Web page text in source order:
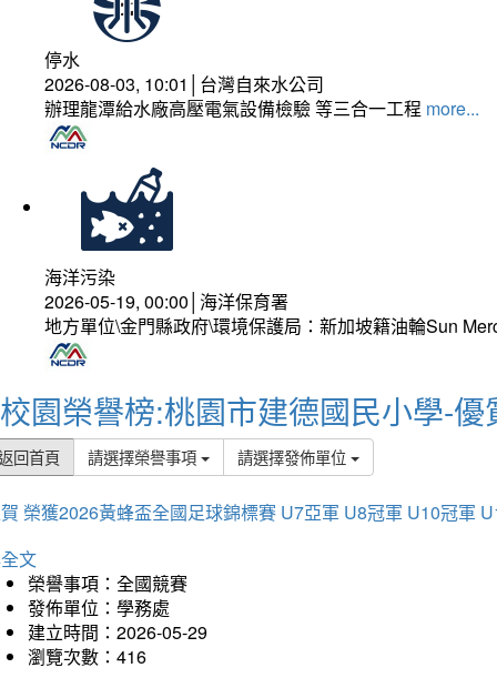
停水
2026-08-03, 10:01│台灣自來水公司
辦理龍潭給水廠高壓電氣設備檢驗 等三合一工程 more...
海洋污染
2026-05-19, 00:00│海洋保育署
地方單位\金門縣政府\環境保護局：新加坡籍油輪Sun
校園榮譽榜:桃園市建德國民小學-優
回首頁 請選擇榮譽事項 請選擇發佈單位
榮獲2026黃蜂盃全國足球錦標賽 U7亞軍 U8冠軍 U10冠軍
文
榮譽事項：全國競賽
發佈單位：學務處
建立時間：2026-05-29
瀏覽次數：416